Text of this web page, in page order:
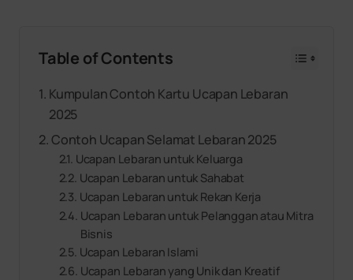
Table of Contents
Kumpulan Contoh Kartu Ucapan Lebaran
2025
Contoh Ucapan Selamat Lebaran 2025
Ucapan Lebaran untuk Keluarga
Ucapan Lebaran untuk Sahabat
Ucapan Lebaran untuk Rekan Kerja
Ucapan Lebaran untuk Pelanggan atau Mitra
Bisnis
Ucapan Lebaran Islami
Ucapan Lebaran yang Unik dan Kreatif